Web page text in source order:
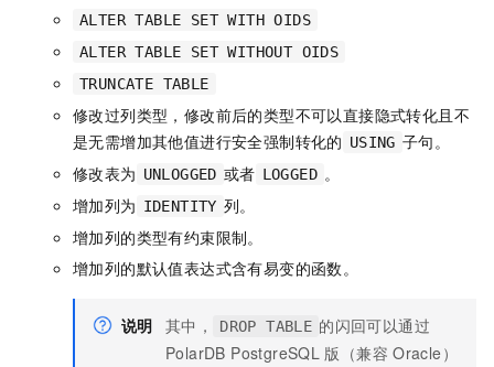
ALTER TABLE SET WITH OIDS
ALTER TABLE SET WITHOUT OIDS
TRUNCATE TABLE
修改过列类型，修改前后的类型不可以直接隐式转化且不
是无需增加其他值进行安全强制转化的 USING 子句。
修改表为 UNLOGGED 或者 LOGGED 。
增加列为 IDENTITY 列。
增加列的类型有约束限制。
增加列的默认值表达式含有易变的函数。
说明 其中， DROP TABLE 的闪回可以通过
PolarDB PostgreSQL 版（兼容 Oracle）